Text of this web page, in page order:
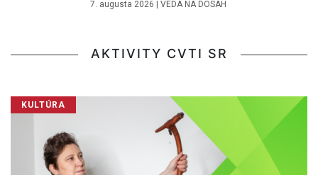
7. augusta 2026 VEDA NA DOSAH
AKTIVITY CVTI SR
KULTÚRA